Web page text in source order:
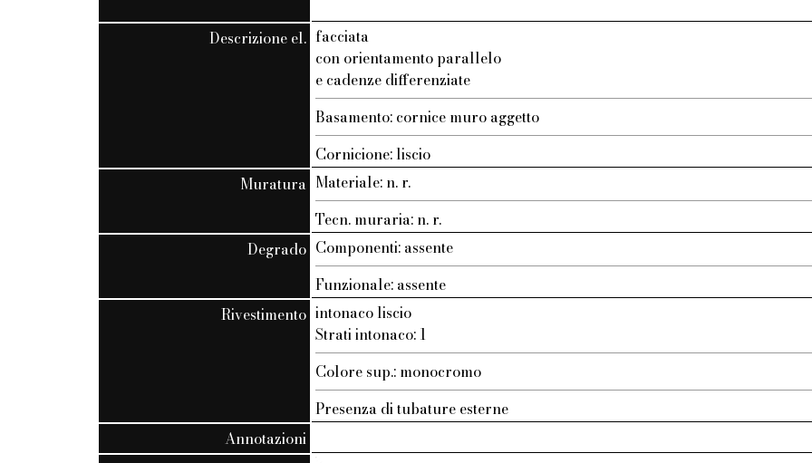
Descrizione el. facciata
con orientamento parallelo
e cadenze differenziate
Basamento: cornice muro aggetto
Cornicione: liscio
Muratura Materiale: n. r.
Tecn. muraria: n. r.
Degrado Componenti: assente
Funzionale: assente
Rivestimento intonaco liscio
Strati intonaco: 1
Colore sup.: monocromo
Presenza di tubature esterne
Annotazioni